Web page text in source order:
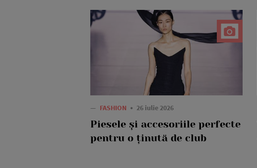
— FASHION 26 iulie 2026
Piesele și accesoriile perfecte
pentru o ținută de club